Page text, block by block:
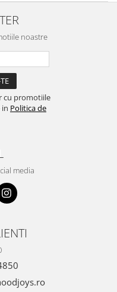
noastre
cu promotiile
Politica de
media